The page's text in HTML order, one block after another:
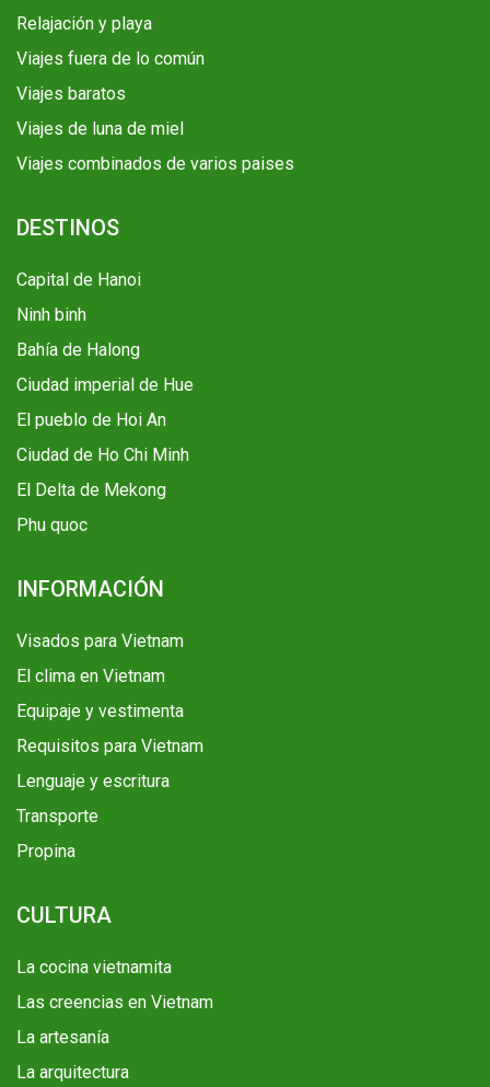
Relajación y playa
Viajes fuera de lo común
Viajes baratos
Viajes de luna de miel
Viajes combinados de varios paises
DESTINOS
Capital de Hanoi
Ninh binh
Bahía de Halong
Ciudad imperial de Hue
El pueblo de Hoi An
Ciudad de Ho Chi Minh
El Delta de Mekong
Phu quoc
INFORMACIÓN
Visados para Vietnam
El clima en Vietnam
Equipaje y vestimenta
Requisitos para Vietnam
Lenguaje y escritura
Transporte
Propina
CULTURA
La cocina vietnamita
Las creencias en Vietnam
La artesanía
La arquitectura